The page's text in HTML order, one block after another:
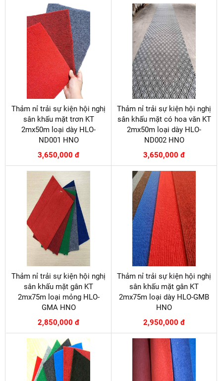
Thảm nỉ trải sự kiện hội nghị
sân khấu mặt trơn KT
2mx50m loại dày HLO-
ND001 HNO
3,650,000 đ
Thảm nỉ trải sự kiện hội nghị
sân khấu mặt có hoa văn KT
2mx50m loại dày HLO-
ND002 HNO
3,650,000 đ
Thảm nỉ trải sự kiện hội nghị
sân khấu mặt gân KT
2mx75m loại mỏng HLO-
GMA HNO
2,850,000 đ
Thảm nỉ trải sự kiện hội nghị
sân khấu mặt gân KT
2mx75m loại dày HLO-GMB
HNO
2,950,000 đ